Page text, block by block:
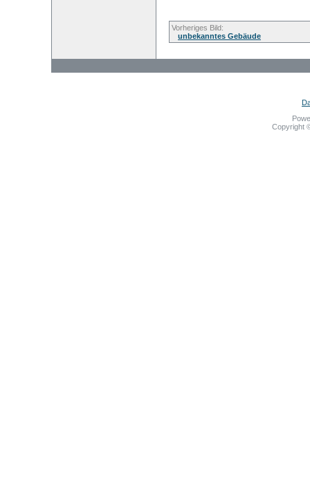
Vorheriges Bild:
unbekanntes Gebäude
Copyright